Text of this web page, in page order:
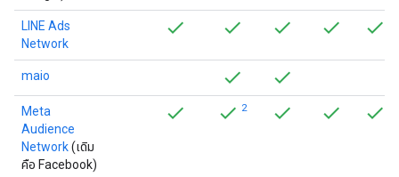
LINE Ads
Network
maio
Meta
Audience
Network(เดิม
คือ Facebook)
2